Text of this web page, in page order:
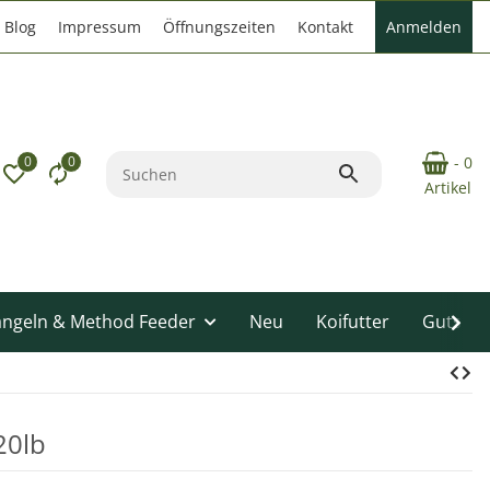
Blog Impressum Öffnungszeiten Kontakt Anmelden
0 0
- 0
Artikel
& Method Feeder Neu Koifutter